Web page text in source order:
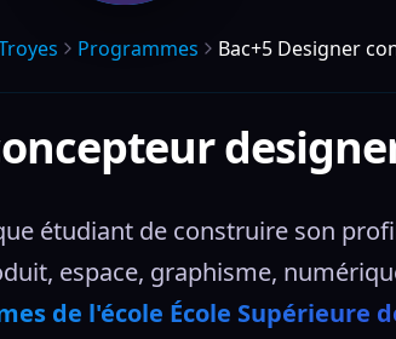
Programmes Bac+5 Designer
étudiant de construire son
espace, graphisme,
de l'école École Supérieure